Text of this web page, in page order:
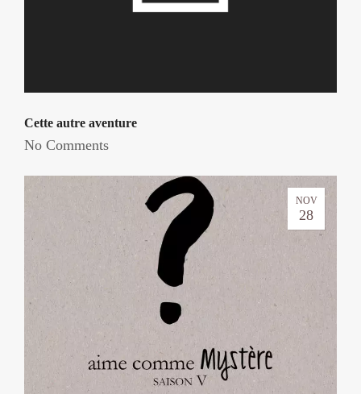
Cette autre aventure
No Comments
NOV
28